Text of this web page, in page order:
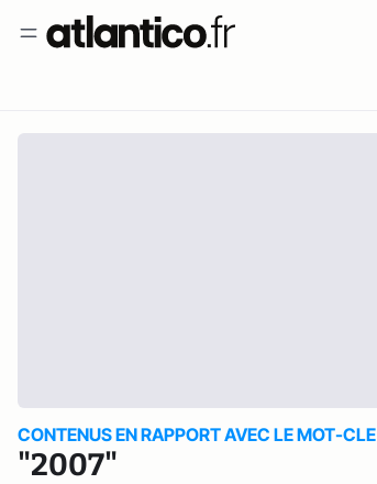
CONTENUS EN RAPPORT AVEC LE MOT-CLE
"2007"